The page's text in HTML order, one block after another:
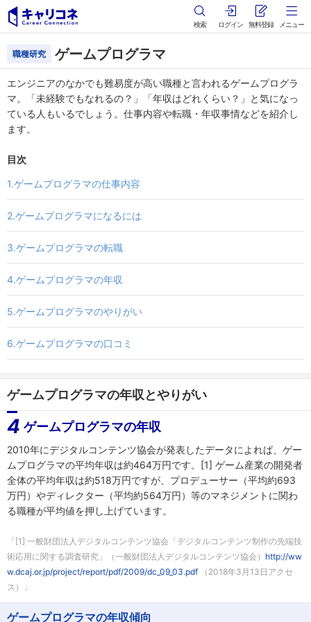
検索 ログイン 無料登録 メニュー
職種研究 ゲームプログラマ
エンジニアのなかでも難易度が高い職種と言われるゲームプログラ
マ。「未経験でもなれるの？」「年収はどれくらい？」と気になっ
ている人もいるでしょう。仕事内容や転職・年収事情などを紹介し
ます。
目次
1.ゲームプログラマの仕事内容
2.ゲームプログラマになるには
3.ゲームプログラマの転職
4.ゲームプログラマの年収
5.ゲームプログラマのやりがい
6.ゲームプログラマの口コミ
ゲームプログラマの年収とやりがい
4 ゲームプログラマの年収
2010年にデジタルコンテンツ協会が発表したデータによれば、ゲー
ムプログラマの平均年収は約464万円です。[1] ゲーム産業の開発者
全体の平均年収は約518万円ですが、プロデューサー（平均約693
万円）やディレクター（平均約564万円）等のマネジメントに関わ
る職種が平均値を押し上げています。
[1] 一般財団法人デジタルコンテンツ協会「デジタルコンテンツ制作の先端技
術応用に関する調査研究」（一般財団法人デジタルコンテンツ協会） http://ww
w.dcaj.or.jp/project/report/pdf/2009/dc_09_03.pdf （2018年3月13日アクセ
ス）
ゲームプログラマの年収傾向